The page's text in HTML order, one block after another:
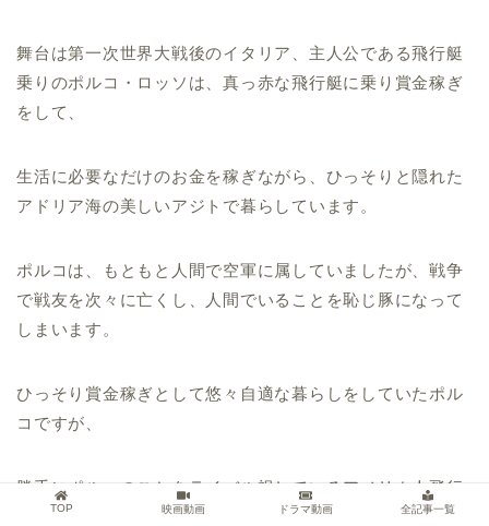
舞台は第一次世界大戦後のイタリア、主人公である飛行艇
乗りのポルコ・ロッソは、真っ赤な飛行艇に乗り賞金稼ぎ
をして、
生活に必要なだけのお金を稼ぎながら、ひっそりと隠れた
アドリア海の美しいアジトで暮らしています。
ポルコは、もともと人間で空軍に属していましたが、戦争
で戦友を次々に亡くし、人間でいることを恥じ豚になって
しまいます。
ひっそり賞金稼ぎとして悠々自適な暮らしをしていたポル
コですが、
勝手にポルコのことをライバル視しているアメリカ人飛行
艇乗りのカーチスに愛艇を撃墜されてしまい、飛行艇が大
TOP 映画動画 ドラマ動画 全記事一覧